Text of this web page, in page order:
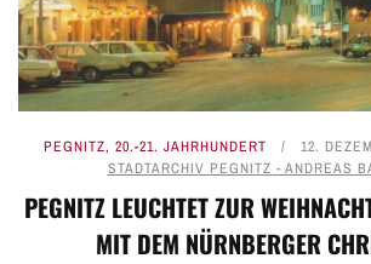
PEGNITZ, 20.-21. JAHRHUNDERT 12.
STADTARCHIV PEGNITZ - ANDREAS
PEGNITZ LEUCHTET ZUR
MIT DEM NÜRNBERGER